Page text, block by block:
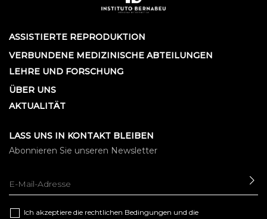
ASSISTIERTE REPRODUKTION
VERBUNDENE MEDIZINISCHE ABTEILUNGEN
LEHRE UND FORSCHUNG
ÜBER UNS
AKTUALITÄT
LASS UNS IN KONTAKT BLEIBEN
Abonnieren Sie unseren Newsletter
Ich akzeptiere die rechtlichen Bedingungen und die